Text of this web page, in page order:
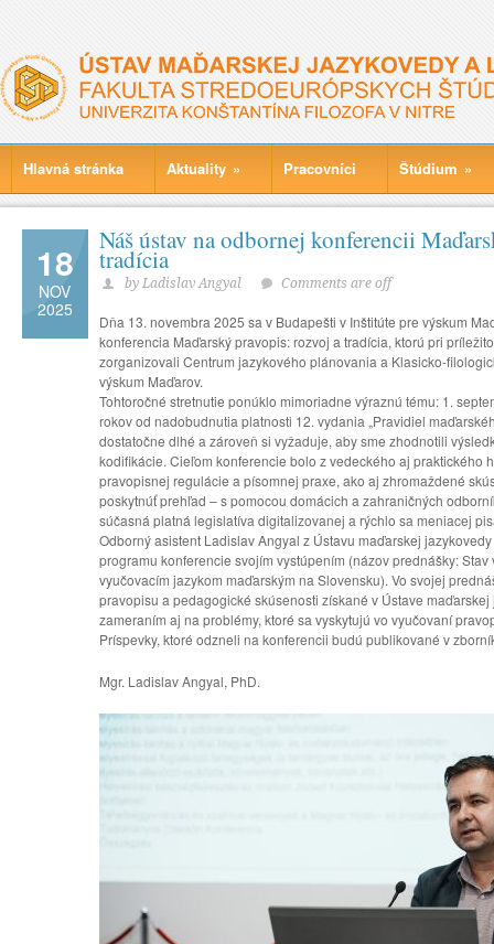
Hlavná stránka Aktuality » Pracovníci Štúdium »
18
NOV
2025
Náš ústav na odbornej konferencii
tradícia
by Ladislav Angyal Comments are off
Dňa 13. novembra 2025 sa v Budapešti v Inštitúte pre výskum
konferencia Maďarský pravopis: rozvoj a tradícia, ktorú pri
zorganizovali Centrum jazykového plánovania a Klasicko-
výskum Maďarov.
Tohtoročné stretnutie ponúklo mimoriadne výraznú tému: 1.
rokov od nadobudnutia platnosti 12. vydania „Pravidiel
dostatočne dlhé a zároveň si vyžaduje, aby sme zhodnotili
kodifikácie. Cieľom konferencie bolo z vedeckého aj praktického
pravopisnej regulácie a písomnej praxe, ako aj zhromaždené
poskytnúť prehľad – s pomocou domácich a zahraničných
súčasná platná legislatíva digitalizovanej a rýchlo sa meniacej
Odborný asistent Ladislav Angyal z Ústavu maďarskej
programu konferencie svojím vystúpením (názov prednášky:
vyučovacím jazykom maďarským na Slovensku). Vo svojej
pravopisu a pedagogické skúsenosti získané v Ústave
zameraním aj na problémy, ktoré sa vyskytujú vo vyučovaní
Príspevky, ktoré odzneli na konferencii budú publikované v
Mgr. Ladislav Angyal, PhD.